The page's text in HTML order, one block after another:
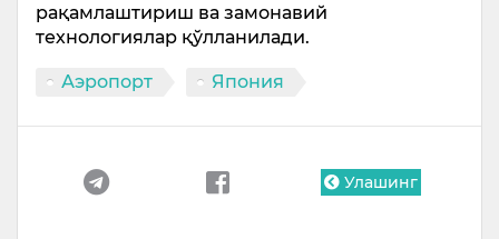
рақамлаштириш ва замонавий
технологиялар қўлланилади.
Аэропорт Япония
Улашинг